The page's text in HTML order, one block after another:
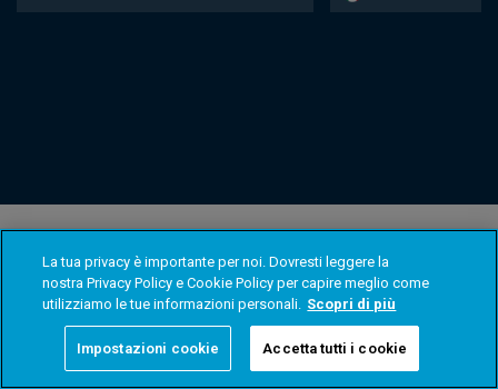
La tua privacy è importante per noi. Dovresti leggere la
nostra Privacy Policy e Cookie Policy per capire meglio come
utilizziamo le tue informazioni personali. Scopri di più
Impostazioni cookie Accetta tutti i cookie